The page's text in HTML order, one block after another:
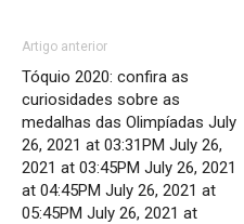
Artigo anterior
Tóquio 2020: confira as
curiosidades sobre as
medalhas das Olimpíadas July
26, 2021 at 03:31PM July 26,
2021 at 03:45PM July 26, 2021
at 04:45PM July 26, 2021 at
05:45PM July 26, 2021 at